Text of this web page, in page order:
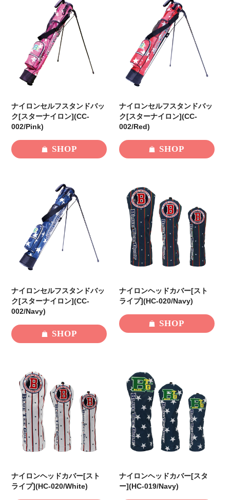
ナイロンセルフスタンドバッ
ク[スターナイロン](CC-
002/Pink)
SHOP
ナイロンセルフスタンドバッ
ク[スターナイロン](CC-
002/Red)
SHOP
ナイロンセルフスタンドバッ
ク[スターナイロン](CC-
002/Navy)
SHOP
ナイロンヘッドカバー[スト
ライプ](HC-020/Navy)
SHOP
ナイロンヘッドカバー[スト
ライプ](HC-020/White)
ナイロンヘッドカバー[スタ
ー](HC-019/Navy)